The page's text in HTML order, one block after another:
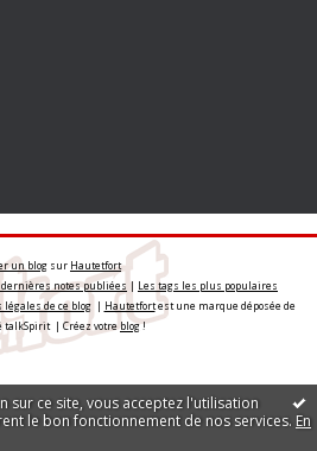
sur ce site, vous acceptez l'utilisation
le bon fonctionnement de nos services. En
un blog sur Hautetfort
dernières notes publiées | Les tags les plus populaires
légales de ce blog| Hautetfortest une marque déposée de
talkSpirit | Créez votreblog!